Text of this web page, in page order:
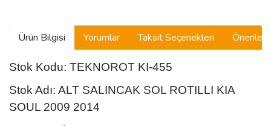
Ürün Bilgisi Yorumlar Taksit Seçenekleri
Stok Kodu: TEKNOROT KI-455
Stok Adı: ALT SALINCAK SOL ROTILLI KIA
SOUL 2009 2014